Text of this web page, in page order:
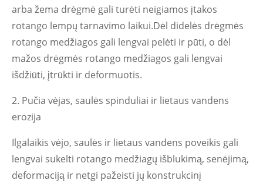
arba žema drėgmė gali turėti neigiamos įtakos
rotango lempų tarnavimo laikui.Dėl didelės drėgmės
rotango medžiagos gali lengvai pelėti ir pūti, o dėl
mažos drėgmės rotango medžiagos gali lengvai
išdžiūti, įtrūkti ir deformuotis.
2. Pučia vėjas, saulės spinduliai ir lietaus vandens
erozija
Ilgalaikis vėjo, saulės ir lietaus vandens poveikis gali
lengvai sukelti rotango medžiagų išblukimą, senėjimą,
deformaciją ir netgi pažeisti jų konstrukcinį